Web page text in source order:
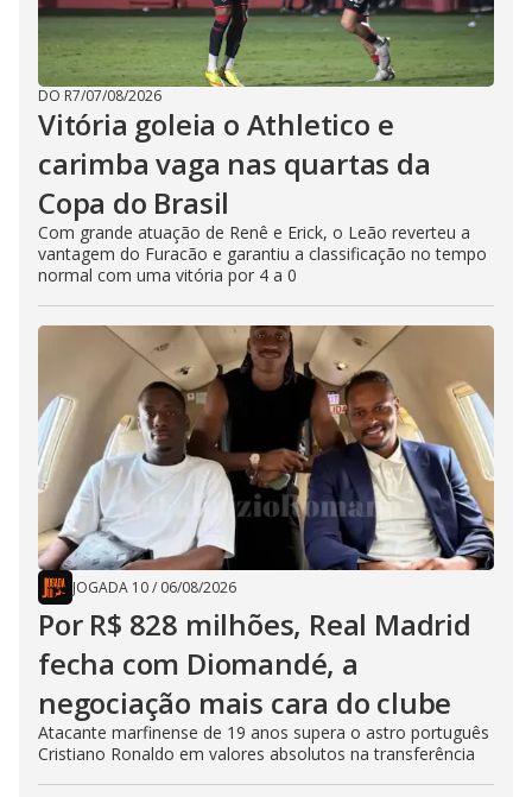
DO R7/07/08/2026
Vitória goleia o Athletico e
carimba vaga nas quartas da
Copa do Brasil
Com grande atuação de Renê e Erick, o Leão reverteu a
vantagem do Furacão e garantiu a classificação no tempo
normal com uma vitória por 4 a 0
JOGADA 10/ 06/08/2026
Por R$ 828 milhões, Real Madrid
fecha com Diomandé, a
negociação mais cara do clube
Atacante marfinense de 19 anos supera o astro português
Cristiano Ronaldo em valores absolutos na transferência